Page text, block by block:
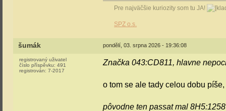
Pre najväčšie kuriozity som tu JA!
SPZ o.s.
šumák pondělí, 03. srpna 2026 - 19:36:08
registrovaný uživatel
číslo příspěvku: 491
registrován: 7-2017
Značka 043:CD811, hlavne
o tom se ale tady celou dobu
pôvodne ten passat mal 8H5:1258